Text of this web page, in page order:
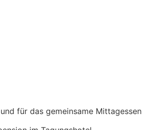
für das gemeinsame Mittagessen